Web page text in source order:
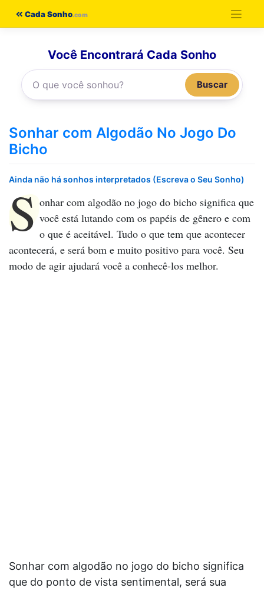
Cada Sonho
Você Encontrará Cada Sonho
Buscar
Sonhar com Algodão No Jogo Do
Bicho
Ainda não há sonhos interpretados (Escreva o Seu Sonho)
S onhar com algodão no jogo do bicho significa que
você está lutando com os papéis de gênero e com
o que é aceitável. Tudo o que tem que acontecer
acontecerá, e será bom e muito positivo para você. Seu
modo de agir ajudará você a conhecê-los melhor.
Sonhar com algodão no jogo do bicho significa
que do ponto de vista sentimental, será sua